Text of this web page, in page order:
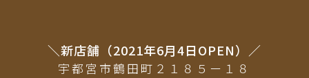
＼新店舗（2021年6月4日OPEN）／
宇都宮市鶴田町２１８５ー１８